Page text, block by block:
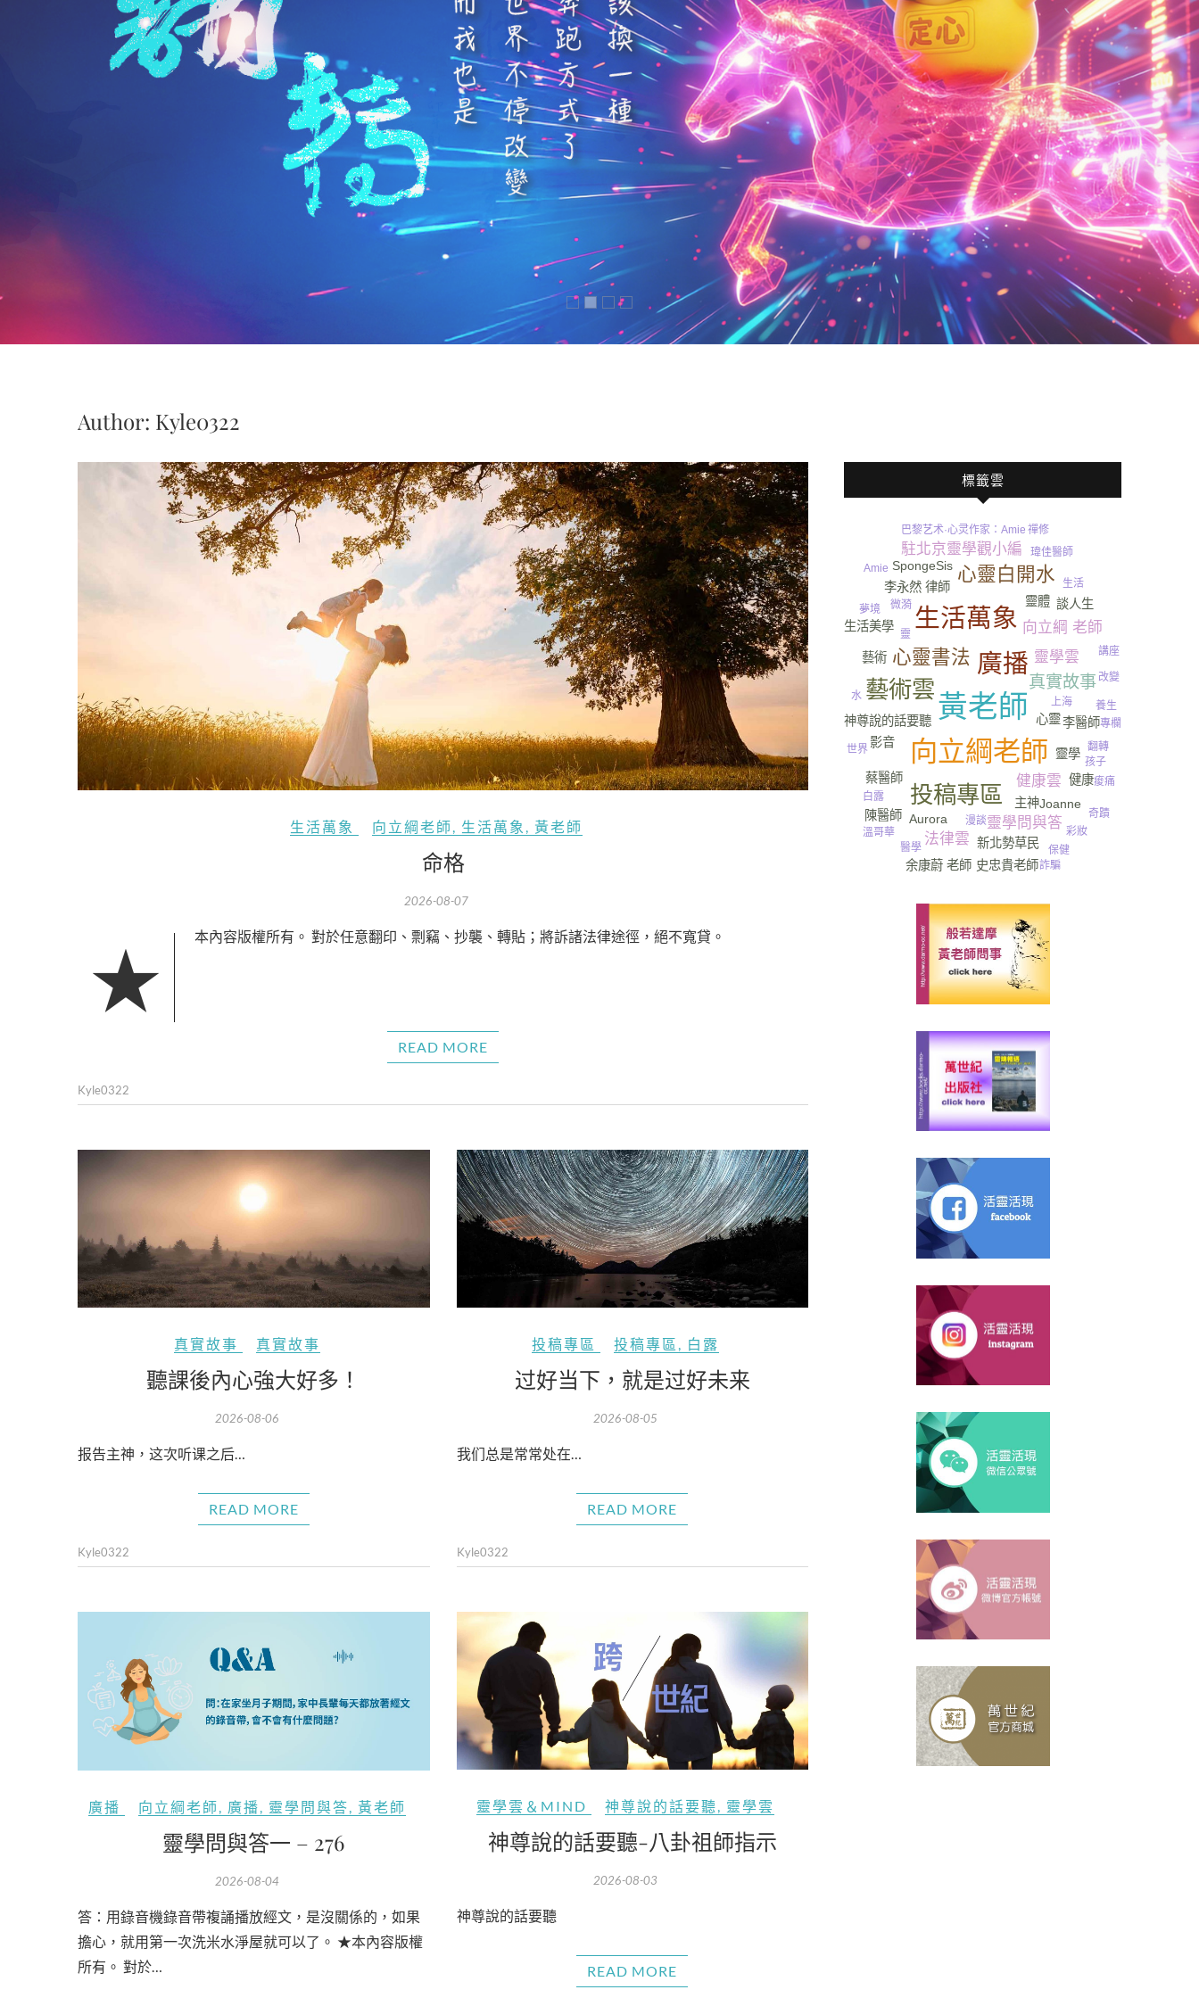
Author: Kyle0322
生活萬象 向立綱老師, 生活萬象 , 黃老師
命格
2026-08-07
★本內容版權所有。 對於任意翻印、剽竊、抄襲、轉貼；將訴諸法律途徑，絕不寬貸。
READ MORE
Kyle0322
真實故事 真實故事
聽課後內心強大好多！
2026-08-06
报告主神，这次听课之后…
READ MORE
Kyle0322
投稿專區 投稿專區 , 白露
过好当下，就是过好未来
2026-08-05
我们总是常常处在…
READ MORE
Kyle0322
廣播 向立綱老師 廣播 靈學問與答 黃老師
靈學問與答一 – 276
2026-08-04
答：用錄音機錄音帶複誦播放經文，是沒關係的，如果
擔心，就用第一次洗米水淨屋就可以了。 ★本內容版權
所有。 對於…
靈學雲＆MIND 神尊說的話要聽, 靈學雲
神尊說的話要聽-八卦祖師指示
2026-08-03
神尊說的話要聽
READ MORE
標籤雲
黃老師
向立綱老師
廣播
生活萬象
投稿專區
藝術雲
心靈白開水
心靈書法
真實故事
健康雲
靈學問與答
駐北京靈學觀小編
靈學雲
向立綱 老師
法律雲
心靈李醫師
靈體
Joanne
新北勢草民
神尊說的話要聽
靈學
蔡醫師
SpongeSis
主神
李永然 律師
影音
談人生
史忠貴老師
生活美學
Aurora
健康
陳醫師
余康蔚 老師
藝術
養生
保健
上海
白露
翻轉
醫學
瑋佳醫師
講座
巴黎艺术·心灵作家：Amie
生活
夢境
世界
孩子
彩妝
微漪
漫談
改變
詐騙
靈
奇蹟
溫哥華
禪修
痠痛
專欄
Amie
水